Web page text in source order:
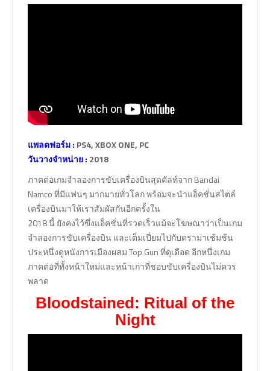
แพลตฟอร์ม : PS4, XBOX ONE, PC
วันวางจำหน่าย : 2018
ภาคต่อเกมจำลองการขับเครื่องบินสุดคัลท์จาก Bandai
Namco ที่มีแฟนๆ มากมายทั่วโลก พร้อมจะนำแอ็คชั่นสไตล์
เครื่องบินมาให้เราสัมผัสกันอีกครั้งใน
2018 นี้ ยังคงไว้ฃึ่งแอ็คชั่นที่รวดเร็วแม้จะโฆษณาว่าเป็นเกม
จำลองการขับเครื่องบิน และเต็มเปี่ยมไปกับดราม่าเช้มช้น
ประหนึ่งดูหนังการเมืองผสม Top Gun ที่ดุเดือด อีกหนึ่งเกม
ภาคต่อที่ทั้งหน้าใหม่และหน้าเก่าที่ชอบขับเครื่องบินไม่ควร
พลาด
Bloodstained: Ritual of the
Night